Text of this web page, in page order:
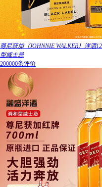
尊尼获加（JOHNNIE WALKER）洋酒
型威士忌
200000条评价